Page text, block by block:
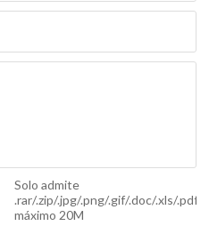
Solo admite
.rar/.zip/.jpg/.png/.gif/.doc/.xls/.pdf,
máximo 20M